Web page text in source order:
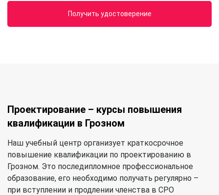
Получить удостоверение
Проектирование – курсы повышения
квалификации в Грозном
Наш учебный центр организует краткосрочное
повышение квалификации по проектированию в
Грозном. Это последипломное профессиональное
образование, его необходимо получать регулярно –
при вступлении и продлении членства в СРО